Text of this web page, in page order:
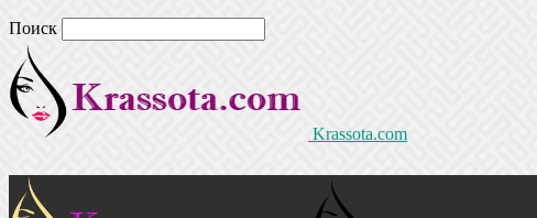
Поиск
Krassota.com